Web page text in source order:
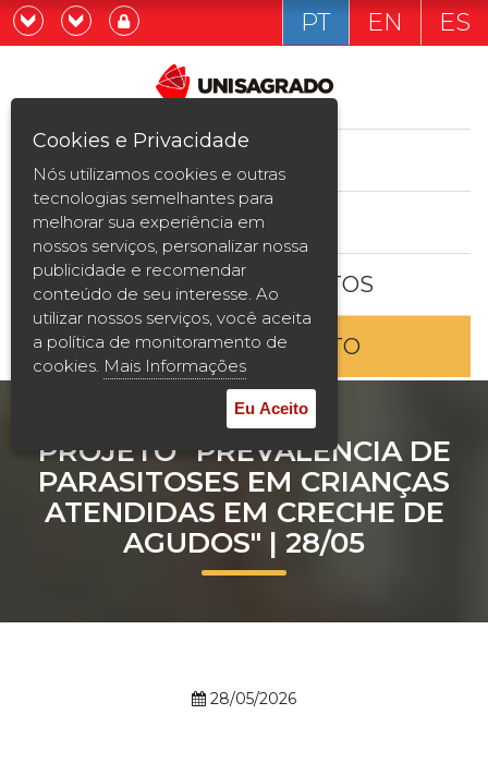
Graduação
Pós-graduação e MBA
Curta Duração
Vestibular
2ª Graduação
Transferência
Reingresso
Prouni
Desconto de pontualidade
Biblioteca
Já sou estudande
Quero ser estudante
PT EN ES
ESTUDE AQUI
BOLSAS E DESCONTOS
ENTRE EM CONTATO
PROJETO "PREVALÊNCIA DE
PARASITOSES EM CRIANÇAS
ATENDIDAS EM CRECHE DE
AGUDOS" | 28/05
28/05/2026
Cookies e Privacidade
Nós utilizamos cookies e outras
tecnologias semelhantes para
melhorar sua experiência em
nossos serviços, personalizar nossa
publicidade e recomendar
conteúdo de seu interesse. Ao
utilizar nossos serviços, você aceita
a política de monitoramento de
cookies. Mais Informações
Eu Aceito